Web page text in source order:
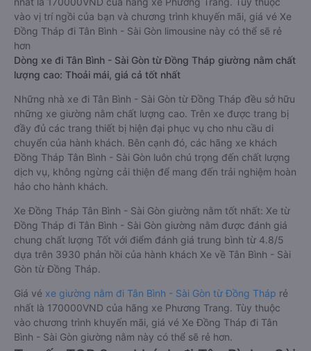
vào vị trí ngồi của bạn và chương trình khuyến mãi, giá vé Xe
Đồng Tháp đi Tân Bình - Sài Gòn limousine này có thể sẽ rẻ
hơn
Dòng xe đi Tân Bình - Sài Gòn từ Đồng Tháp giường nằm chất
lượng cao: Thoải mái, giá cả tốt nhất
Những nhà xe đi Tân Bình - Sài Gòn từ Đồng Tháp đều sở hữu
những xe giường nằm chất lượng cao. Trên xe được trang bị
đầy đủ các trang thiết bị hiện đại phục vụ cho nhu cầu di
chuyển của hành khách. Bên cạnh đó, các hãng xe khách
Đồng Tháp Tân Bình - Sài Gòn luôn chú trọng đến chất lượng
dịch vụ, không ngừng cải thiện để mang đến trải nghiệm hoàn
hảo cho hành khách.
Xe Đồng Tháp Tân Bình - Sài Gòn giường nằm tốt nhất: Xe từ
Đồng Tháp đi Tân Bình - Sài Gòn giường nằm được đánh giá
chung chất lượng Tốt với điểm đánh giá trung bình từ 4.8/5
dựa trên 3930 phản hồi của hành khách Xe về Tân Bình - Sài
Gòn từ Đồng Tháp.
Giá vé xe giường nằm đi Tân Bình - Sài Gòn từ Đồng Tháp rẻ
nhất là 170000VND của hãng xe Phương Trang. Tùy thuộc
vào chương trình khuyến mãi, giá vé Xe Đồng Tháp đi Tân
Bình - Sài Gòn giường nằm này có thể sẽ rẻ hơn.